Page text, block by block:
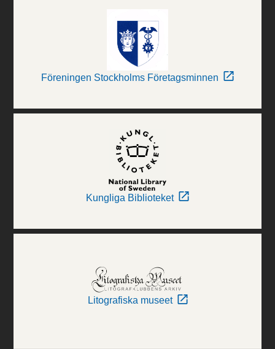
Föreningen Stockholms Företagsminnen
Kungliga Biblioteket
Litografiska museet